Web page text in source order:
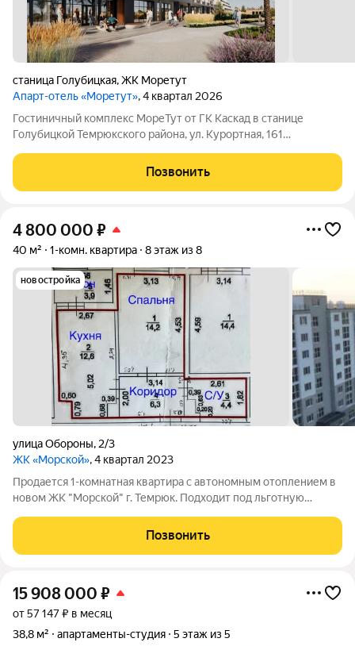
станица Голубицкая,ЖК Моретут
Апарт-отель «Моретут», 4 квартал 2026
Гостиничный комплекс МореТут от ГК Каскад в станице
Голубицкой Темрюкского района, ул. Курортная, 161
Азовском побережье! Гостиничный комплекс МореТут
расположен на первой береговой линии. От корпусов
Позвонить
4 800 000 ₽
40 м² 1-комн. квартира 8 этаж из 8
новостройка
улица Обороны, 2/3
ЖК «Морской», 4 квартал 2023
Продается 1-кoмнатнaя квартира с автономным отоплением в
новом ЖК "Морской" г. Темрюк. Подходит под льготную
посоветовать подрядчика по ремонту, где приобрести не
дорого и качественную мебель, бытовую
Позвонить
15 908 000 ₽
от 57 147 ₽ в месяц
38,8 м²
апартаменты-студия 5 этаж из 5